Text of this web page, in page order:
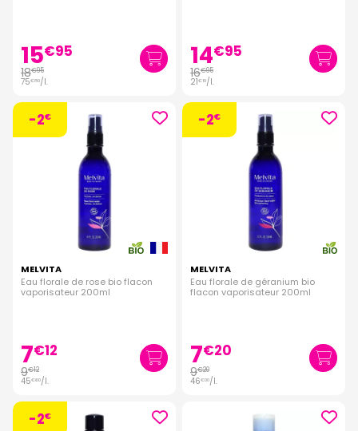
15€95
18€95
75€80/l.
14€95
16€95
21€ 19/l.
-2€
MELVITA
Eau florale de rose bio flacon
vaporisateur 200ml
7€12
9€12
45€60/l.
-2€
MELVITA
Eau florale de géranium bio
flacon vaporisateur 200ml
7€20
9€20
46€00/l.
-2€